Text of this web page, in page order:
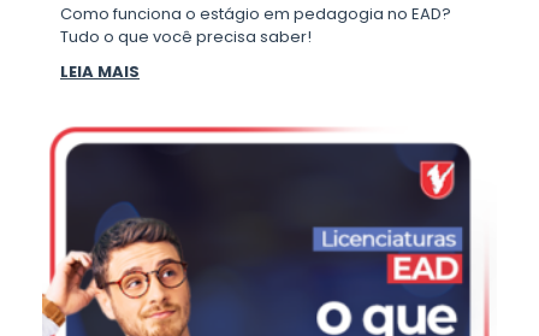
Como funciona o estágio em pedagogia no EAD?
Tudo o que você precisa saber!
LEIA MAIS